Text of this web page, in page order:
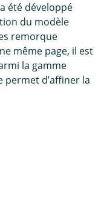
été développé
du modèle
remorque
même page, il est
la gamme
permet d’affiner la